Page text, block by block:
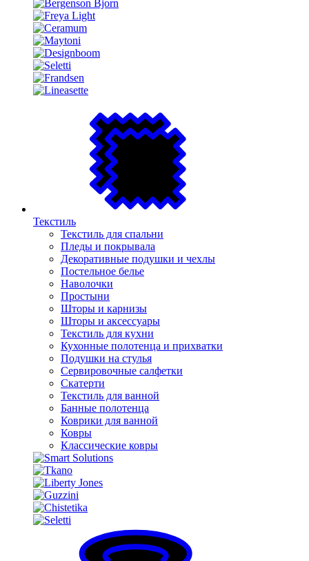
Текстиль
Текстиль для спальни
Пледы и покрывала
Декоративные подушки и чехлы
Постельное белье
Наволочки
Простыни
Шторы и карнизы
Шторы и аксессуары
Текстиль для кухни
Кухонные полотенца и прихватки
Подушки на стулья
Сервировочные салфетки
Скатерти
Текстиль для ванной
Банные полотенца
Коврики для ванной
Ковры
Классические ковры